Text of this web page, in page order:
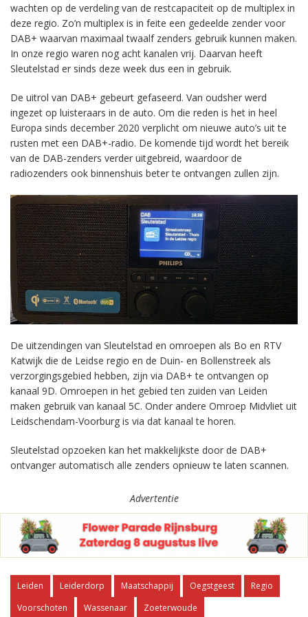
wachten op de verdeling van de restcapaciteit op de multiplex in
deze regio. Zo’n multiplex is in feite een gedeelde zender voor
DAB+ waarvan maximaal twaalf zenders gebruik kunnen maken.
In onze regio waren nog acht kanalen vrij. Daarvan heeft
Sleutelstad er sinds deze week dus een in gebruik.
De uitrol van DAB+ gebeurt gefaseerd. Van oudsher werd
ingezet op luisteraars in de auto. Om die reden is het in heel
Europa sinds december 2020 verplicht om nieuwe auto’s uit te
rusten met een DAB+-radio. De komende tijd wordt het bereik
van de DAB-zenders verder uitgebreid, waardoor de
radiozenders ook binnenshuis beter te ontvangen zullen zijn.
De uitzendingen van Sleutelstad en omroepen als Bo en RTV
Katwijk die de Leidse regio en de Duin- en Bollenstreek als
verzorgingsgebied hebben, zijn via DAB+ te ontvangen op
kanaal 9D. Omroepen in het gebied ten zuiden van Leiden
maken gebruik van kanaal 5C. Onder andere Omroep Midvliet uit
Leidschendam-Voorburg is via dat kanaal te horen.
Sleutelstad opzoeken kan het makkelijkste door de DAB+
ontvanger automatisch alle zenders opnieuw te laten scannen.
Advertentie
Leiden Leiderdorp Maatschappij Oegstgeest
Regio
Voorschoten
Wassenaar Zoeterwoude